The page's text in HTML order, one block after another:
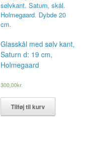
Glasskål med sølv kant,
Saturn d: 19 cm,
Holmegaard
300,00kr.
Tilføj til kurv